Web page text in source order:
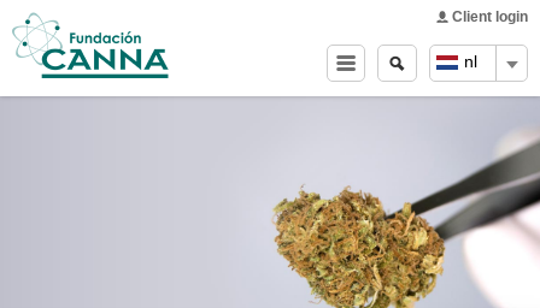
nl
Client login
Main menu
Search
form
Zoeken